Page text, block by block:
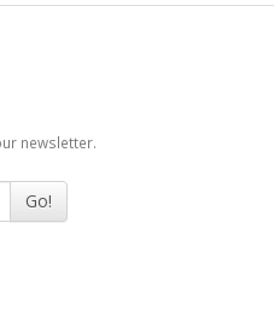
newsletter.
Go!